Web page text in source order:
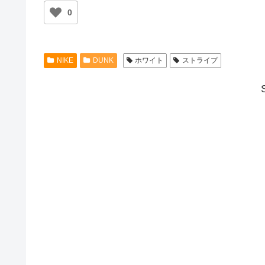
0
NIKE DUNK ホワイト ストライプ